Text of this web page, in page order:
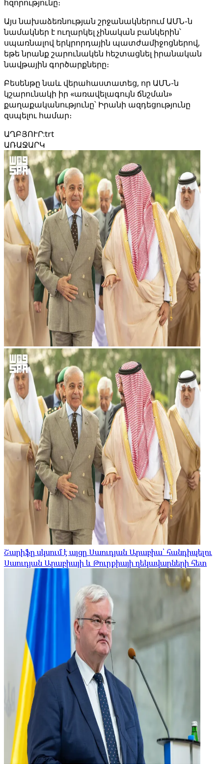
հզորությունը։
Այս նախաձեռնության շրջանակներում ԱՄՆ-ն
նամակներ է ուղարկել չինական բանկերին՝
սպառնալով երկրորդային պատժամիջոցներով,
եթե նրանք շարունակեն հեշտացնել իրանական
նավթային գործարքները։
Բեսենթը նաև վերահաստատեց, որ ԱՄՆ-ն
կշարունակի իր «առավելագույն ճնշման»
քաղաքականությունը՝ Իրանի ազդեցությունը
զսպելու համար։
ԱՂԲՅՈՒՐ:trt
ԱՌԱՋԱՐԿ
Շարիֆը սկսում է այցը Սաուդյան Արաբիա՝ հանդիպելու
Սաուդյան Արաբիայի և Թուրքիայի ղեկավարների հետ